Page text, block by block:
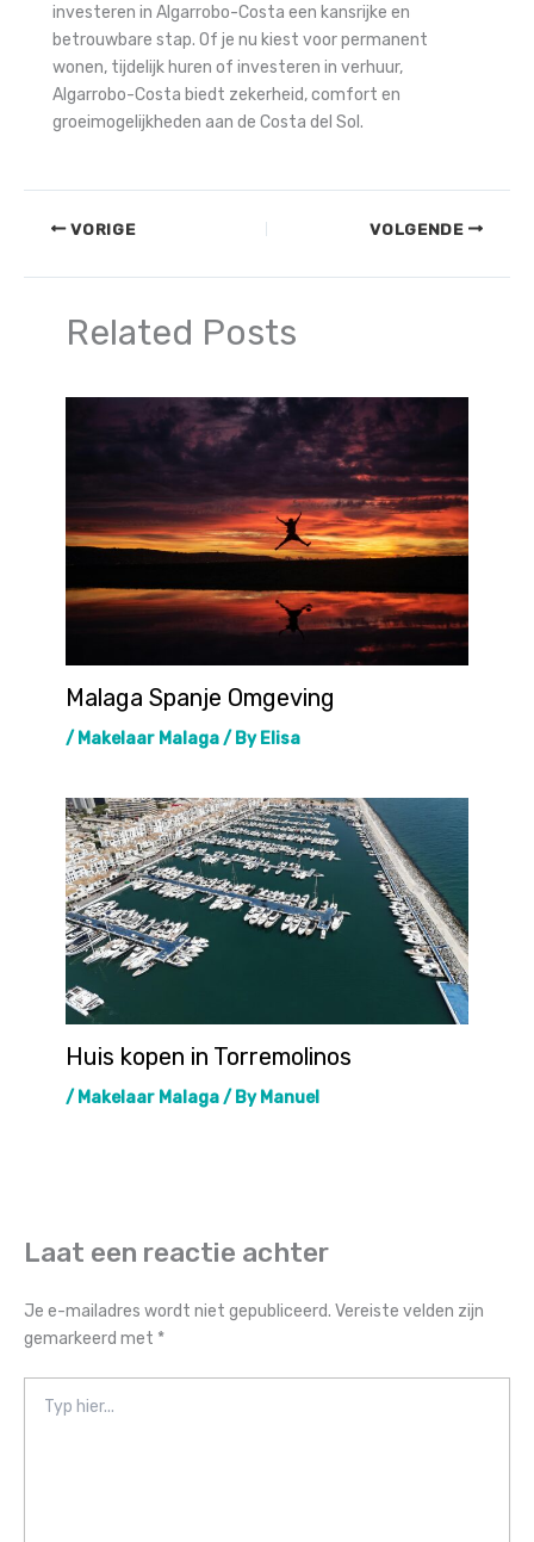
investeren in Algarrobo-Costa een kansrijke en
betrouwbare stap. Of je nu kiest voor permanent
wonen, tijdelijk huren of investeren in verhuur,
Algarrobo-Costa biedt zekerheid, comfort en
groeimogelijkheden aan de Costa del Sol.
VORIGE VOLGENDE
Related Posts
Malaga Spanje Omgeving
/ Makelaar Malaga/ ByElisa
Huis kopen in Torremolinos
/ Makelaar Malaga/ ByManuel
Laat een reactie achter
Je e-mailadres wordt niet gepubliceerd. Vereiste velden zijn
gemarkeerd met *
hier...